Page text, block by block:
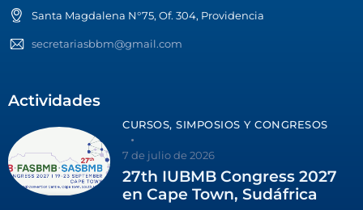
Santa Magdalena N°75, Of. 304, Providencia
secretariasbbm@gmail.com
Actividades
CURSOS, SIMPOSIOS Y CONGRESOS
7 de julio de 2026
27th IUBMB Congress 2027
en Cape Town, Sudáfrica